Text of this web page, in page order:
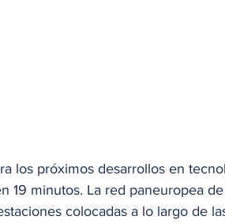
los próximos desarrollos en
19 minutos. La red paneuropea
colocadas a lo largo de